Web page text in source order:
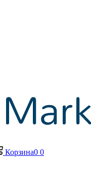
Корзина0 0